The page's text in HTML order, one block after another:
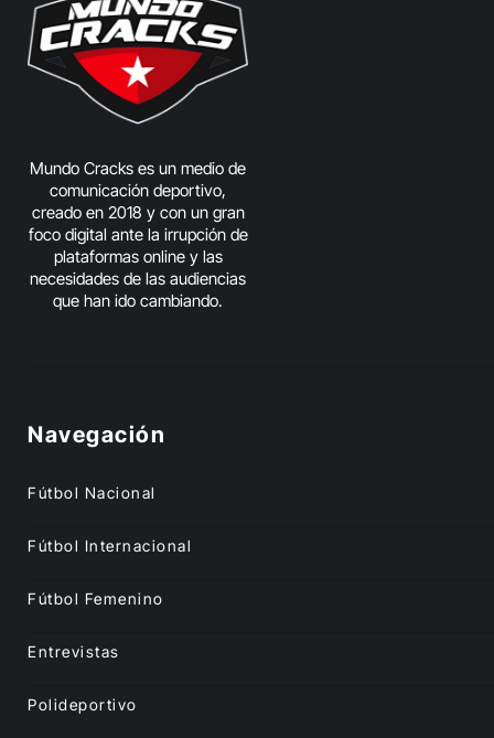
Mundo Cracks es un medio de
comunicación deportivo,
creado en 2018 y con un gran
foco digital ante la irrupción de
plataformas online y las
necesidades de las audiencias
que han ido cambiando.
Navegación
Fútbol Nacional
Fútbol Internacional
Fútbol Femenino
Entrevistas
Polideportivo